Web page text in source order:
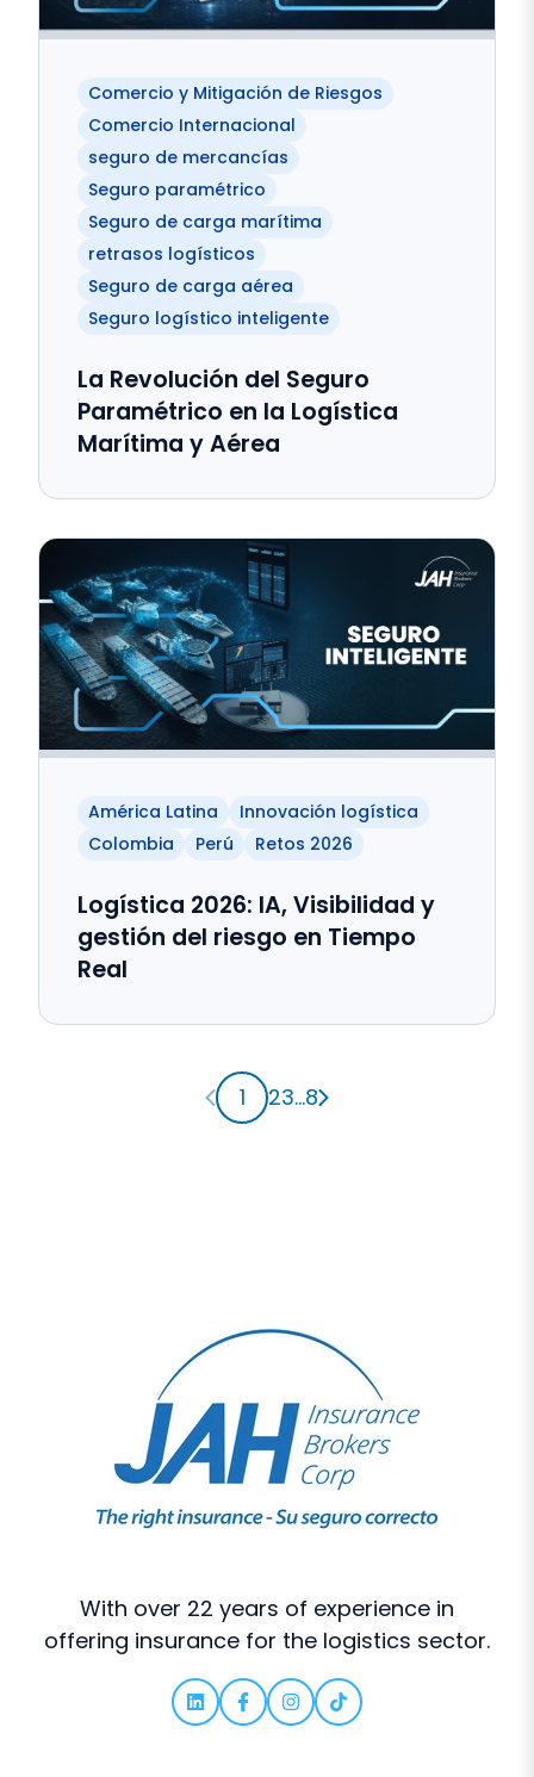
Comercio y Mitigación de Riesgos
Comercio Internacional
seguro de mercancías
Seguro paramétrico
Seguro de carga marítima
retrasos logísticos
Seguro de carga aérea
Seguro logístico inteligente
La Revolución del Seguro
Paramétrico en la Logística
Marítima y Aérea
América Latina
Innovación logística
Colombia
Perú Retos 2026
Logística 2026: IA, Visibilidad y
gestión del riesgo en Tiempo
Real
Página anterior
1 23...8 Página siguiente
With over 22 years of experience in
offering insurance for the logistics sector.